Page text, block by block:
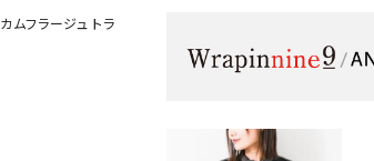
ムフラージュ トラ